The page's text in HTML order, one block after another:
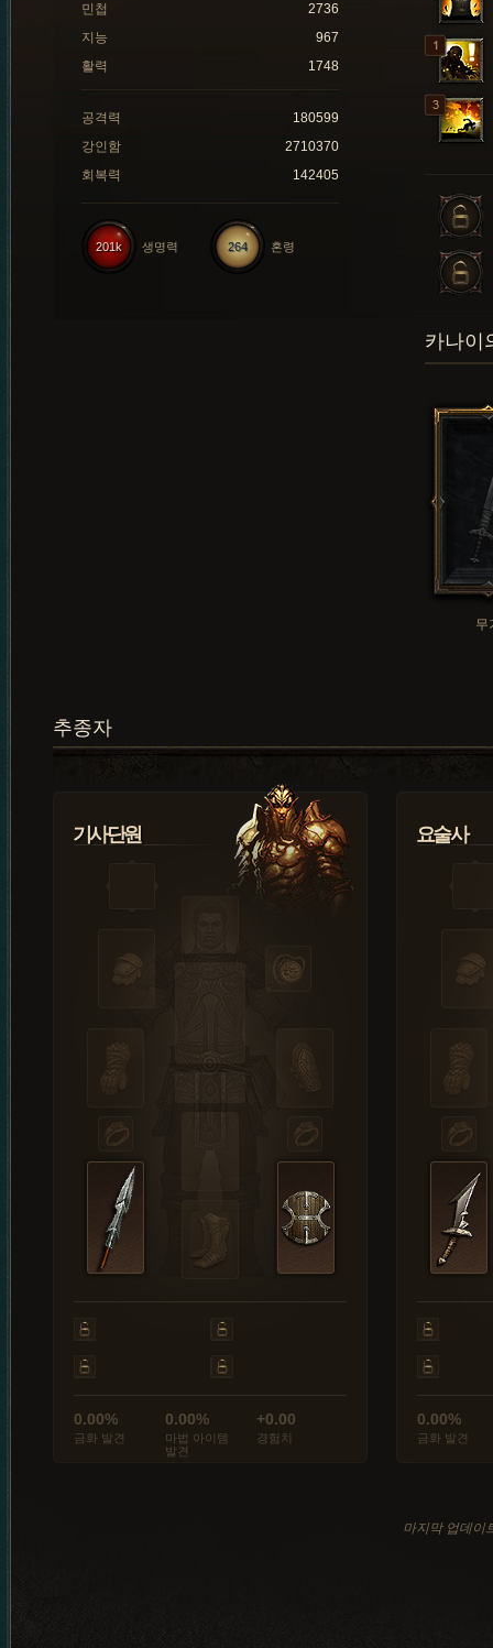
민첩
2736
지능
967
활력
1748
공격력
180599
강인함
2710370
회복력
142405
264 혼령
201k 생명력
카나이
무
추종자
기사단원
0.00%
금화 발견
0.00%
마법 아이템
발견
+0.00
경험치
요술사
0.00%
금화 발견
마지막 업데이